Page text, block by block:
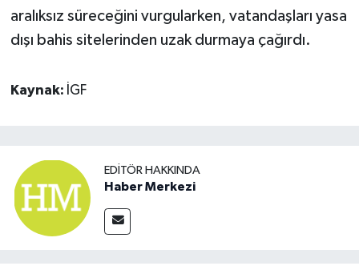
aralıksız süreceğini vurgularken, vatandaşları yasa
dışı bahis sitelerinden uzak durmaya çağırdı.
Kaynak: İGF
EDITÖR HAKKINDA
Haber Merkezi